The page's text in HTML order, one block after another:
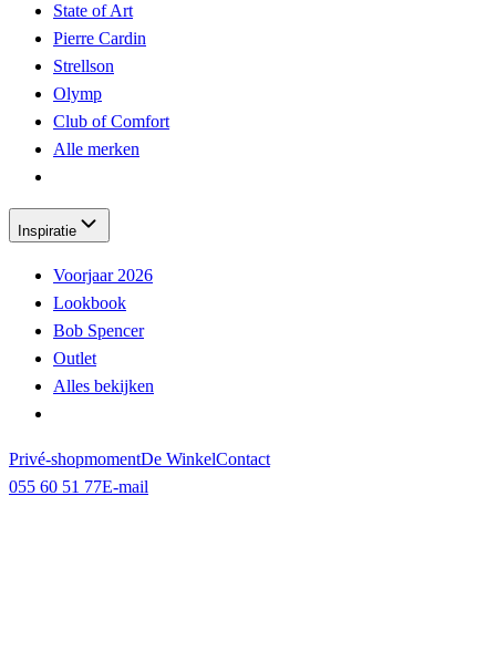
State of Art
Pierre Cardin
Strellson
Olymp
Club of Comfort
Alle merken
Inspiratie
Voorjaar 2026
Lookbook
Bob Spencer
Outlet
Alles bekijken
Privé-shopmomentDe WinkelContact
055 60 51 77E-mail